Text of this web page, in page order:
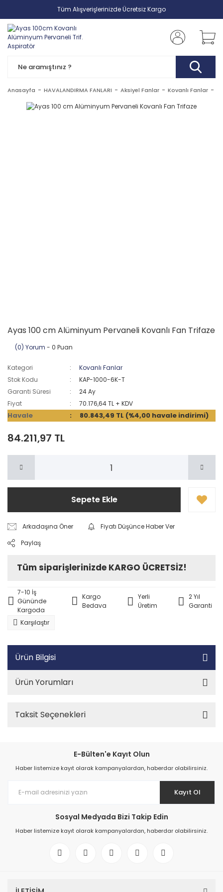
Tüm Alışverişlerinizde Ücretsiz Kargo
Anasayfa HAVALANDIRMA FANLARI Aksiyel Fanlar Kovanlı Fanlar
Ayas 100 cm Alüminyum Pervaneli Kovanlı Fan Trifaze
(0) Yorum - 0 Puan
Kategori
Kovanlı Fanlar
Stok Kodu
KAP-1000-6K-T
Garanti Süresi
24 Ay
Fiyat
70.176,64 TL + KDV
Havale 80.843,49 TL (%4,00 havale indirimi)
84.211,97 TL
Sepete Ekle
Arkadaşına Öner
Fiyatı Düşünce Haber Ver
Paylaş
Tüm siparişlerinizde KARGO ÜCRETSİZ!
7-10 İş
Gününde
Kargoda
Kargo
Bedava
Yerli
Üretim
2 Yıl
Garanti
Karşılaştır
Ürün Bilgisi
Ürün Yorumları
Taksit Seçenekleri
E-Bülten'e Kayıt Olun
Haber listemize kayıt olarak kampanyalardan, haberdar olabilirsiniz.
Kayıt Ol
Sosyal Medyada Bizi Takip Edin
Haber listemize kayıt olarak kampanyalardan, haberdar olabilirsiniz.